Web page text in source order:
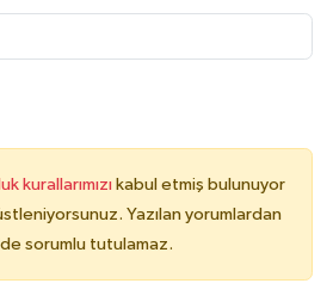
kurallarımızı kabul etmiş bulunuyor
Yazılan yorumlardan
sorumlu tutulamaz.